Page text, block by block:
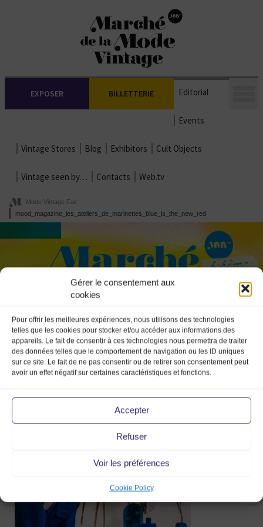
Gérer le consentement aux
cookies
Pour offrir les meilleures expériences, nous utilisons des technologies
telles que les cookies pour stocker et/ou accéder aux informations des
appareils. Le fait de consentir à ces technologies nous permettra de traiter
des données telles que le comportement de navigation ou les ID uniques
sur ce site. Le fait de ne pas consentir ou de retirer son consentement peut
avoir un effet négatif sur certaines caractéristiques et fonctions.
Accepter
Refuser
Voir les préférences
Cookie Policy
EXPOSER BILLETTERIE Editorial
Events
Vintage Stores Blog Exhibitors Cult Objects
Vintage seen by… Contacts Web.tv
Mode Vintage Fair
mood_magazine_les_ateliers_de_marinettes_blue_is_the_new_red